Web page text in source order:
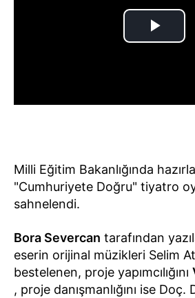
Milli Eğitim Bakanlığında
"Cumhuriyete Doğru" tiyatro
sahnelendi.
Bora Severcan tarafından
eserin orijinal müzikleri Selim
bestelenen, proje yapımcılığını
, proje danışmanlığını ise Doç.